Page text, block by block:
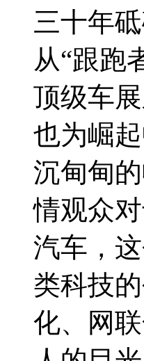
三十年
从“跟跑
顶级车
也为崛
沉甸甸
情观众
汽车，
类科技
化、网